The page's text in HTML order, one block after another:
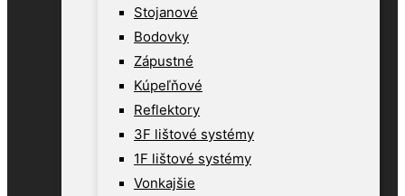
Stojanové
Bodovky
Zápustné
Kúpeľňové
Reflektory
3F lištové systémy
1F lištové systémy
Vonkajšie